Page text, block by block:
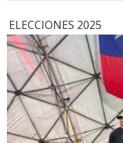
ELECCIONES 2025